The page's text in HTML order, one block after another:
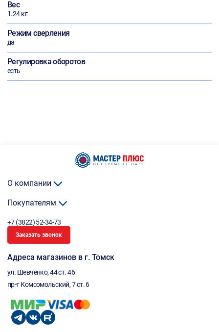
Вес
1.24 кг
Режим сверления
да
Регулировка оборотов
есть
О компании
Покупателям
+7 (3822) 52-34-73
Заказать звонок
Адреса магазинов в г. Томск
ул. Шевченко, 44 ст. 46
пр-т Комсомольский, 7 ст. 6